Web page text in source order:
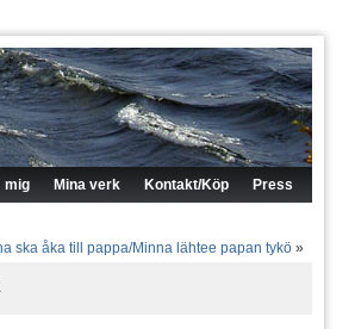
mig Mina verk Kontakt/Köp Press
ska åka till pappa/Minna lähtee papan tykö »